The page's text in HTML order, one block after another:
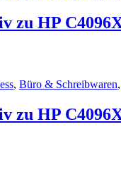
zu HP
, Büro & Schreibwaren,
zu HP